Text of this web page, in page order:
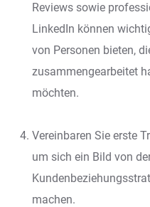
Reviews sowie
LinkedIn können
von Personen bieten,
zusammengearbeitet
möchten.
Vereinbaren Sie erste
um sich ein Bild von
machen.